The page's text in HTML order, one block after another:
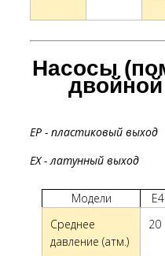
Насосы
EP - пластиковый выход
EX - латунный выход
Модели E4
Среднее
давление (атм.)
20